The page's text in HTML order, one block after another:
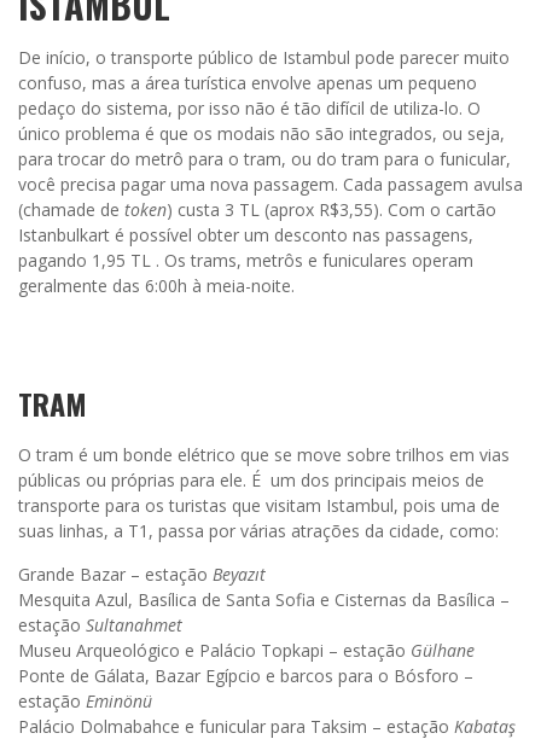
De início, o transporte público de Istambul pode parecer muito
confuso, mas a área turística envolve apenas um pequeno
pedaço do sistema, por isso não é tão difícil de utiliza-lo. O
único problema é que os modais não são integrados, ou seja,
para trocar do metrô para o tram, ou do tram para o funicular,
você precisa pagar uma nova passagem. Cada passagem avulsa
(chamade de token) custa 3 TL (aprox R$3,55). Com o cartão
Istanbulkart é possível obter um desconto nas passagens,
pagando 1,95 TL . Os trams, metrôs e funiculares operam
geralmente das 6:00h à meia-noite.
TRAM
O tram é um bonde elétrico que se move sobre trilhos em vias
públicas ou próprias para ele. É um dos principais meios de
transporte para os turistas que visitam Istambul, pois uma de
suas linhas, a T1, passa por várias atrações da cidade, como:
Grande Bazar – estação Beyazıt
Mesquita Azul, Basílica de Santa Sofia e Cisternas da Basílica –
estação Sultanahmet
Museu Arqueológico e Palácio Topkapi – estação Gülhane
Ponte de Gálata, Bazar Egípcio e barcos para o Bósforo –
estação Eminönü
Palácio Dolmabahce e funicular para Taksim – estação Kabataş